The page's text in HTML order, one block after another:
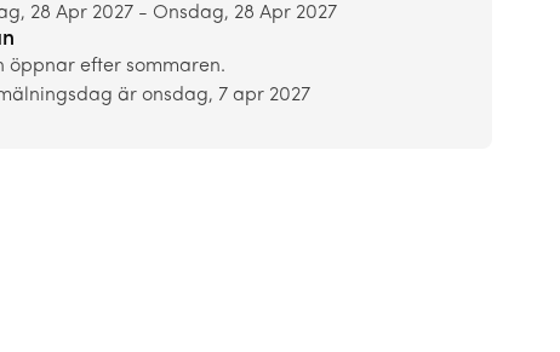
28 Apr 2027 - Onsdag, 28 Apr 2027
öppnar efter sommaren.
är onsdag, 7 apr 2027